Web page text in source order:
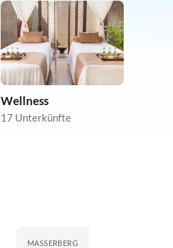
Wellness
17 Unterkünfte
MASSERBERG